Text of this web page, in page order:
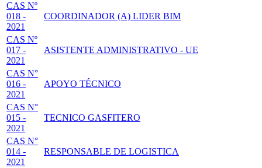
CAS Nº
018 -
2021
COORDINADOR (A) LIDER BIM
CAS Nº
017 -
2021
ASISTENTE ADMINISTRATIVO - UE
CAS N°
016 -
2021
APOYO TÉCNICO
CAS N°
015 -
2021
TECNICO GASFITERO
CAS N°
014 -
2021
RESPONSABLE DE LOGISTICA